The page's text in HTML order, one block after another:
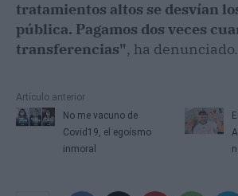
tratamientos altos se desvían
pública. Pagamos dos veces
transferencias", ha denunciado.
Artículo anterior
No me vacuno de
Covid19, el egoísmo
inmoral